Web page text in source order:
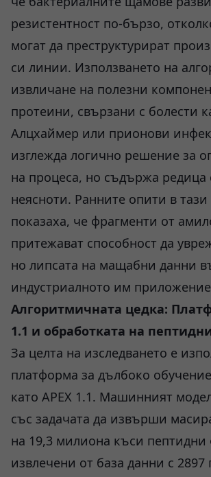
резистентност по-бързо,
могат да преструктурират
си линии. Използването на
извличане на полезни
протеини, свързани с болести
Алцхаймер или прионови
изглежда логично решение за
на процеса, но съдържа редица
неясноти. Ранните опити в тази
показаха, че фрагменти от
притежават способност да
но липсата на мащабни данни
индустриалното им
Алгоритмичната цедка:
1.1 и обработката на
За целта на изследването е
платформа за дълбоко
като APEX 1.1. Машинният
със задачата да извърши
на 19,3 милиона къси пептидни
извлечени от база данни с